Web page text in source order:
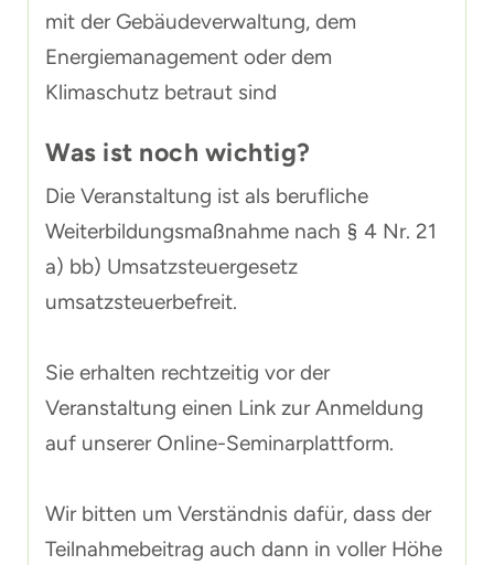
mit der Gebäudeverwaltung, dem
Energiemanagement oder dem
Klimaschutz betraut sind
Was ist noch wichtig?
Die Veranstaltung ist als berufliche
Weiterbildungsmaßnahme nach § 4 Nr. 21
a) bb) Umsatzsteuergesetz
umsatzsteuerbefreit.
Sie erhalten rechtzeitig vor der
Veranstaltung einen Link zur Anmeldung
auf unserer Online-Seminarplattform.
Wir bitten um Verständnis dafür, dass der
Teilnahmebeitrag auch dann in voller Höhe